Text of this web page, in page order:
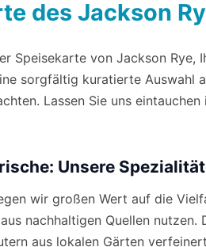
des Jackson
Speisekarte von Jackson
sorgfältig kuratierte Auswahl
Lassen Sie uns
Unsere
wir großen Wert auf die
nachhaltigen Quellen
aus lokalen Gärten